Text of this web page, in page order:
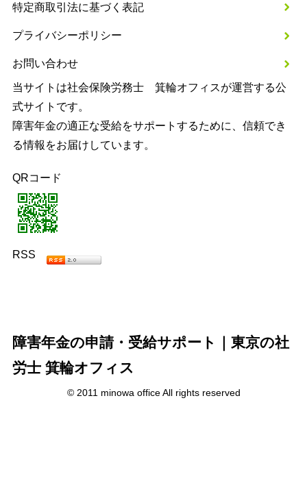
特定商取引法に基づく表記
プライバシーポリシー
お問い合わせ
当サイトは社会保険労務士 箕輪オフィスが運営する公
式サイトです。
障害年金の適正な受給をサポートするために、信頼でき
る情報をお届けしています。
QRコード
RSS
障害年金の申請・受給サポート｜東京の社
労士 箕輪オフィス
© 2011 minowa office All rights reserved